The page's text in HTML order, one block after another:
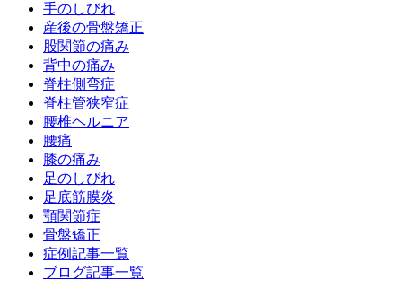
手のしびれ
産後の骨盤矯正
股関節の痛み
背中の痛み
脊柱側弯症
脊柱管狭窄症
腰椎ヘルニア
腰痛
膝の痛み
足のしびれ
足底筋膜炎
顎関節症
骨盤矯正
症例記事一覧
ブログ記事一覧